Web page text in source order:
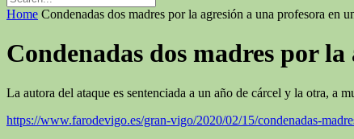
Home Condenadas dos madres por la agresión a una profesora en
Condenadas dos madres por
La autora del ataque es sentenciada a un año de cárcel y la otra, a
https://www.farodevigo.es/gran-vigo/2020/02/15/condenadas-